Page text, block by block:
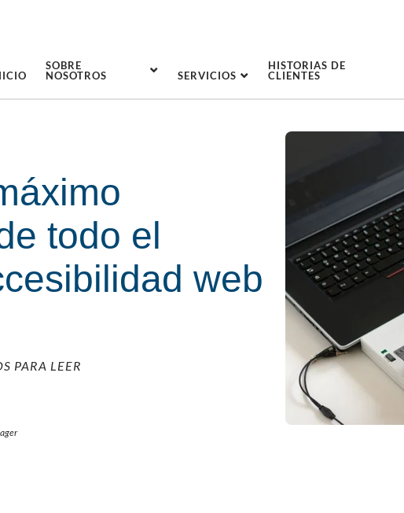
SOBRE
NOSOTROS
SERVICIOS
HISTORIAS DE
CLIENTES
todo el
web
PARA LEER